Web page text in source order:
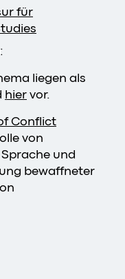
für
:
liegen als
hier vor.
Conflict
von
und
bewaffneter